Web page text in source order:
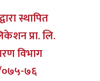
स्थापित
प्रा. लि.
विभाग
०७५-७६